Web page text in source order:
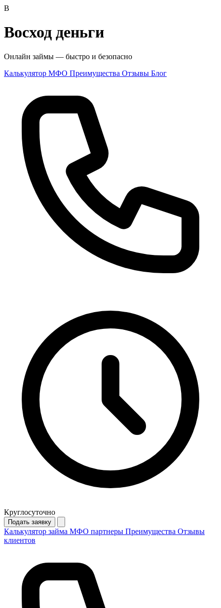
В
Восход деньги
Онлайн займы — быстро и безопасно
Калькулятор МФО Преимущества Отзывы Блог
Круглосуточно
Подать заявку
Калькулятор займа МФО партнеры Преимущества Отзывы
клиентов